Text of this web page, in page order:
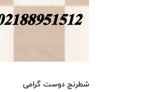
شطرنج دوست گرامی